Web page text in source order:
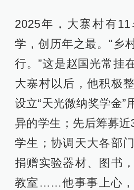
2025年，大寨村有
学，创历年之最。“乡
行。”这是赵国光常挂
大寨村以后，他积极
设立“天光微纳奖学金”
异的学生；先后筹募近
学生；协调天大各部
捐赠实验器材、图书
教室……他事事上心